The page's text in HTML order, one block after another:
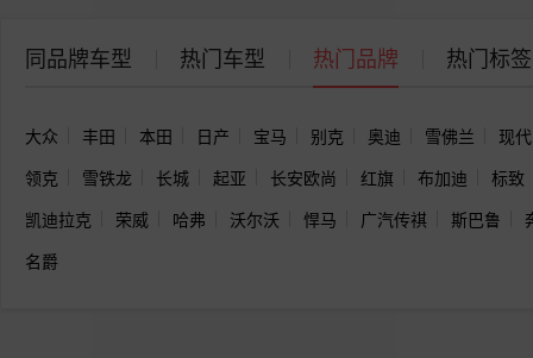
同品牌车型 热门车型 热门品牌 热门标签
大众 丰田 本田 日产 宝马 别克 奥迪 雪佛兰
现代
领克
雪铁龙 长城 起亚 长安欧尚 红旗 布加迪
标致
凯迪拉克
荣威 哈弗 沃尔沃 悍马 广汽传祺 斯巴鲁
名爵